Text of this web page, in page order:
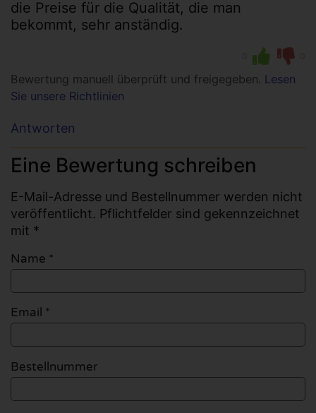
die Preise für die Qualität, die man
bekommt, sehr anständig.
Bewertung manuell überprüft und freigegeben. Lesen
Sie unsere Richtlinien
Antworten
Eine Bewertung schreiben
E-Mail-Adresse und Bestellnummer werden nicht
veröffentlicht. Pflichtfelder sind gekennzeichnet
mit *
Name *
Email *
Bestellnummer